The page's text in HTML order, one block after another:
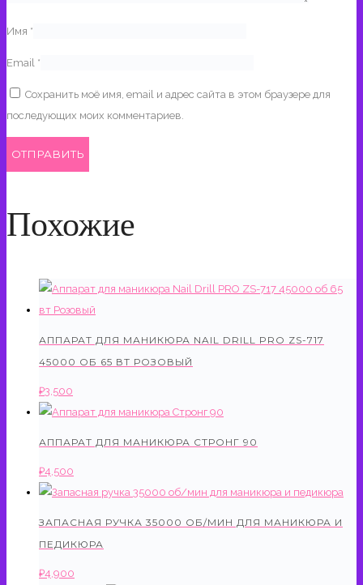
Имя *
Email *
Сохранить моё имя, email и адрес сайта в этом браузере для
последующих моих комментариев.
Похожие
АППАРАТ ДЛЯ МАНИКЮРА NAIL DRILL PRO ZS-717
45000 ОБ 65 ВТ РОЗОВЫЙ
₽3,500
АППАРАТ ДЛЯ МАНИКЮРА СТРОНГ 90
₽4,500
ЗАПАСНАЯ РУЧКА 35000 ОБ/МИН ДЛЯ МАНИКЮРА И
ПЕДИКЮРА
₽4,900